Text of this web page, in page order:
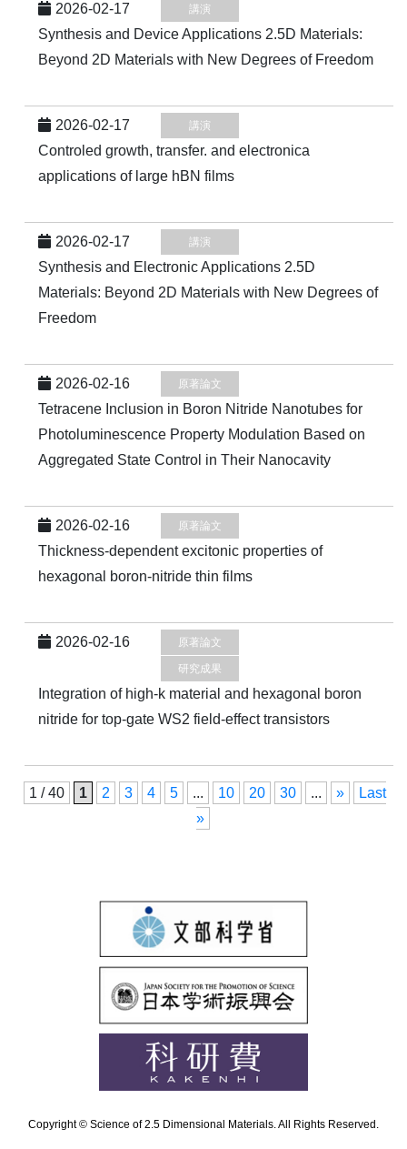
2026-02-17 講演
Synthesis and Device Applications 2.5D Materials:
Beyond 2D Materials with New Degrees of Freedom
2026-02-17 講演
Controled growth, transfer. and electronica
applications of large hBN films
2026-02-17 講演
Synthesis and Electronic Applications 2.5D
Materials: Beyond 2D Materials with New Degrees of
Freedom
2026-02-16 原著論文
Tetracene Inclusion in Boron Nitride Nanotubes for
Photoluminescence Property Modulation Based on
Aggregated State Control in Their Nanocavity
2026-02-16 原著論文
Thickness-dependent excitonic properties of
hexagonal boron-nitride thin films
2026-02-16 原著論文
研究成果
Integration of high-k material and hexagonal boron
nitride for top-gate WS2 field-effect transistors
1 / 40 1 2 3 4 5 ... 10 20 30 ... »
Last
»
Copyright © Science of 2.5 Dimensional Materials. All Rights Reserved.